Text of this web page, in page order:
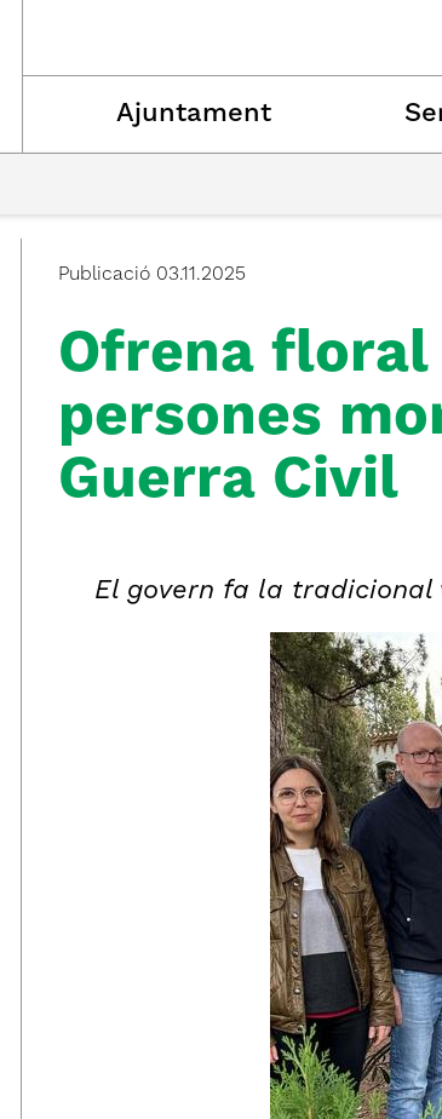
Ajuntament
Publicació 03.11.2025
Ofrena floral
persones
Guerra Civil
El govern fa la